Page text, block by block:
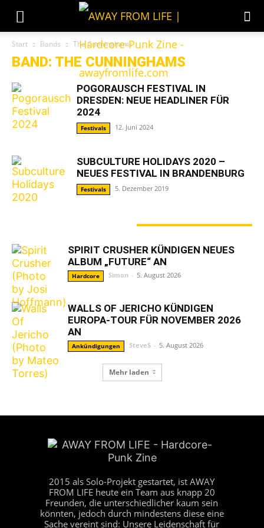
Start Bands The Cunninghams
BAND: THE CUNNINGHAMS
POGORAUSCH FESTIVAL IN
DRESDEN: NEUE HEADLINER FÜR
2024
Festivals 12. Juni 2024
SUBCULTURE HOLIDAYS 2020 –
NEUES FESTIVAL IN BRANDENBURG
Festivals 5. Dezember 2019
SPIRIT CRUSHER KÜNDIGEN NEUES
ALBUM „FUTURE“ AN
Hardcore Simon - 5. August 2026
WALLS OF JERICHO KÜNDIGEN
EUROPA-TOUR FÜR NOVEMBER 2026
AN
Ankündigungen SteveS - 5. August 2026
Mehr laden
2015 als Solo-Projekt gestartet, ist AWAY
FROM LIFE heute ein Team aus knapp 20
Freunden, die unterschiedlicher kaum sein
könnten, jedoch durch mindestens diese eine
Sache vereint sind: Unsere Leidenschaft für